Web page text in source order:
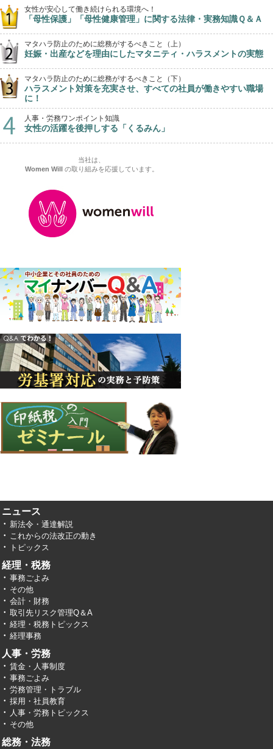
女性が安心して働き続けられる環境へ！
「母性保護」「母性健康管理」に関する法律・実務知識Ｑ＆Ａ
マタハラ防止のために総務がするべきこと（上）
妊娠・出産などを理由にしたマタニティ・ハラスメントの実態
マタハラ防止のために総務がするべきこと（下）
ハラスメント対策を充実させ、すべての社員が働きやすい職場
に！
人事・労務ワンポイント知識
女性の活躍を後押しする「くるみん」
当社は、
Women Willの取り組みを応援しています。
ニュース
新法令・通達解説
これからの法改正の動き
トピックス
経理・税務
事務ごよみ
その他
会計・財務
取引先リスク管理Q＆A
経理・税務トピックス
経理事務
人事・労務
賃金・人事制度
事務ごよみ
労務管理・トラブル
採用・社員教育
人事・労務トピックス
その他
総務・法務